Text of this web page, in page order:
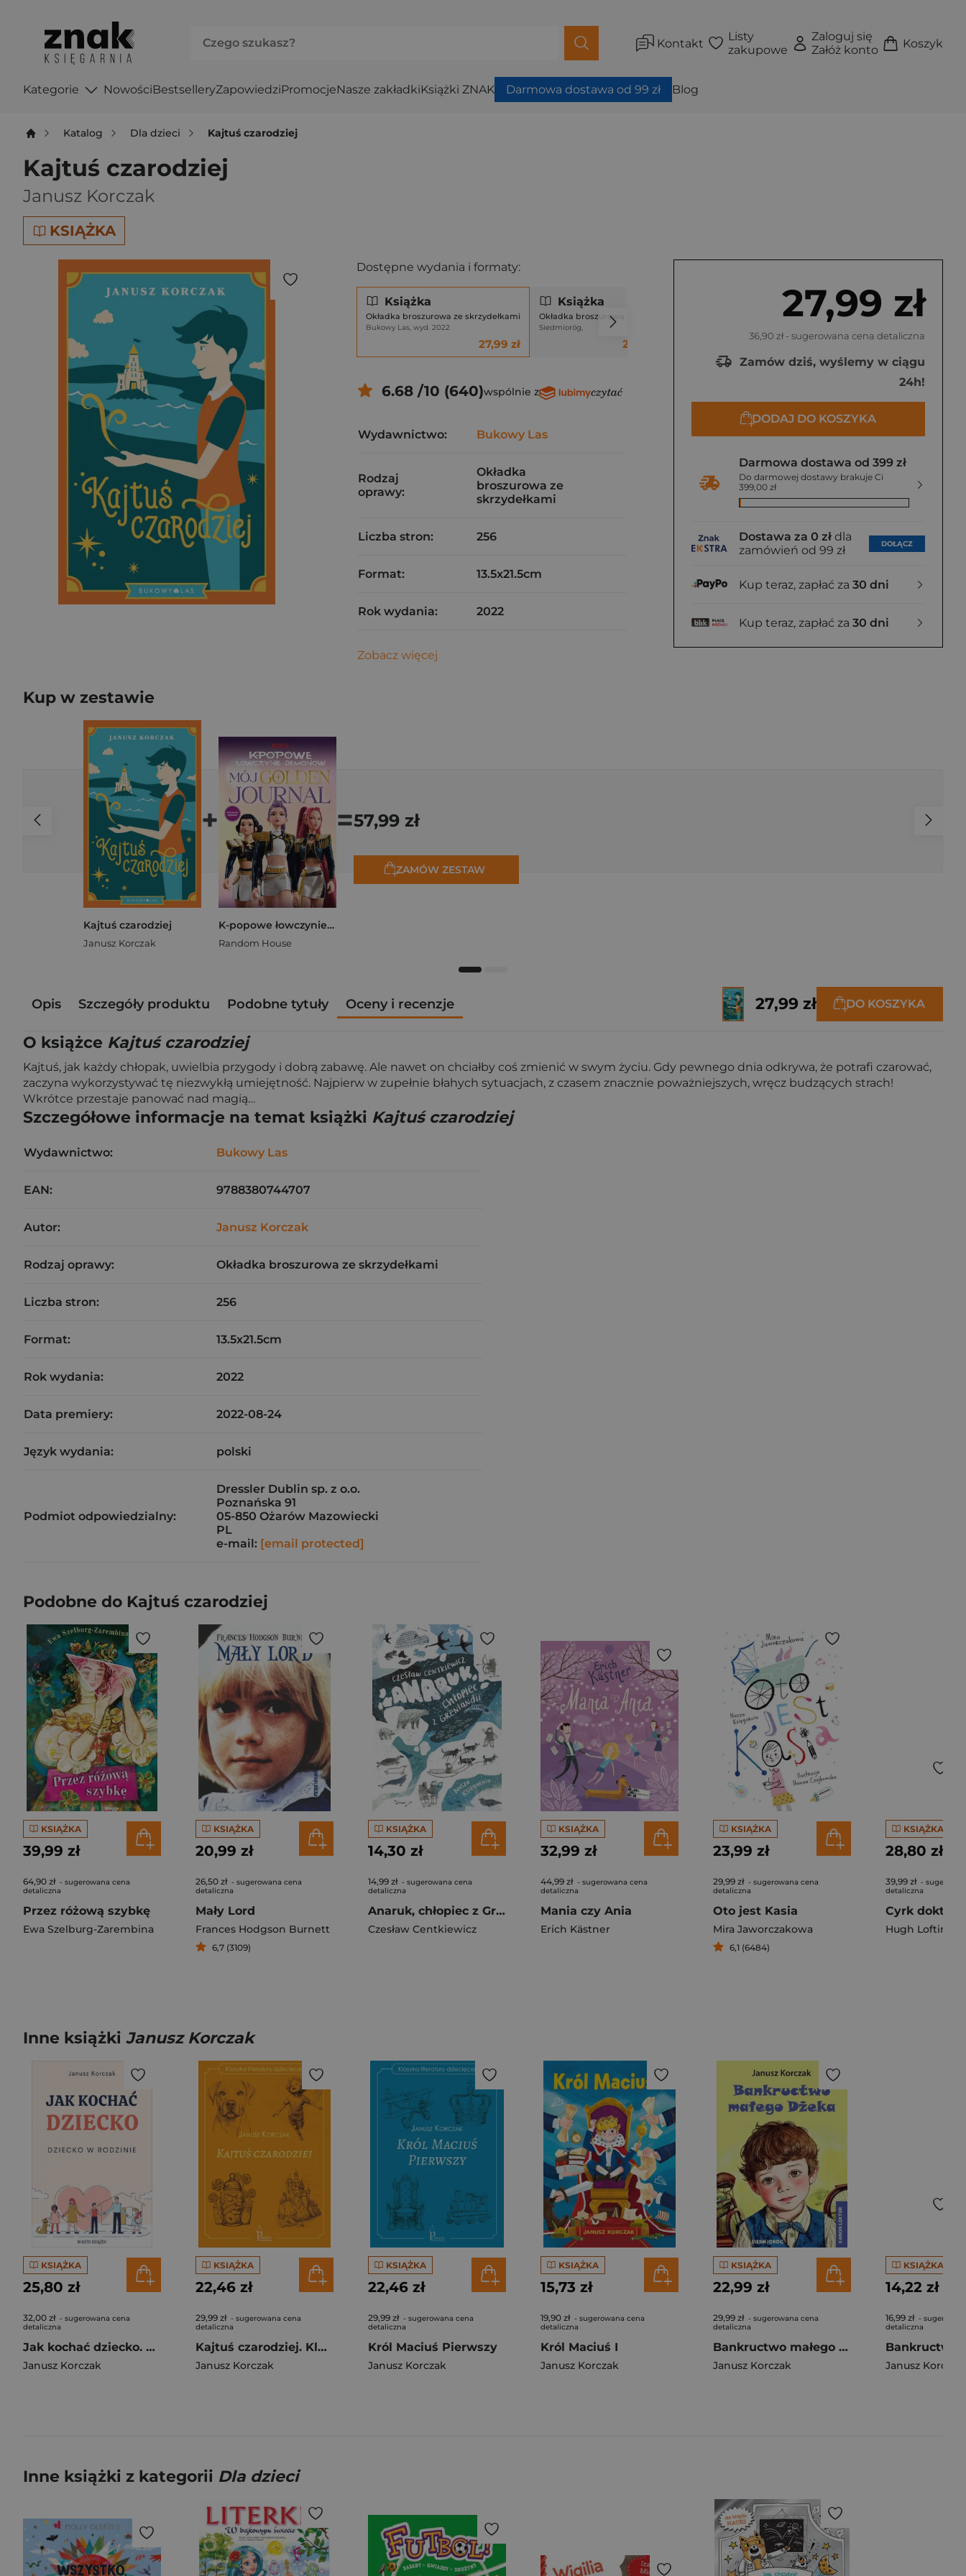
Kontakt
Listy
zakupowe
Zaloguj się
Załóż konto
Koszyk
Kategorie NowościBestselleryZapowiedziPromocjeNasze zakładkiKsiążki ZNAK Darmowa dostawa od 99 zł Blog
Katalog Dla dzieci Kajtuś czarodziej
Kajtuś czarodziej
Janusz Korczak
KSIĄŻKA
27,99 zł
36,90 zł - sugerowana cena detaliczna
Zamów dziś, wyślemy w ciągu
24h!
DODAJ DO KOSZYKA
Darmowa dostawa od 399 zł
Do darmowej dostawy brakuje Ci
399,00 zł
Dostawa za 0 zł dla
zamówień od 99 zł
DOŁĄCZ
Kup teraz, zapłać za 30 dni
Kup teraz, zapłać za 30 dni
Dostępne wydania i formaty:
Książka
Okładka broszurowa ze skrzydełkami
Bukowy Las, wyd. 2022
27,99 zł
Książka
Okładka broszurowa (miękka)
Siedmioróg,
22,53 zł
6.68 /10 (640)wspólnie z
Wydawnictwo: Bukowy Las
Rodzaj
oprawy:
Okładka
broszurowa ze
skrzydełkami
Liczba stron: 256
Format: 13.5x21.5cm
Rok wydania: 2022
Zobacz więcej
Kup w zestawie
Kajtuś czarodziej
Janusz Korczak
+
K-popowe łowczynie demonów. Mój golden journal. Oficjalny dziennik
Random House
=57,99 zł
ZAMÓW ZESTAW
Opis Szczegóły produktu Podobne tytuły Oceny i recenzje 27,99 zł DO KOSZYKA
O książce Kajtuś czarodziej
Kajtuś, jak każdy chłopak, uwielbia przygody i dobrą zabawę. Ale nawet on chciałby coś zmienić w swym życiu. Gdy pewnego dnia odkrywa, że potrafi czarować,
zaczyna wykorzystywać tę niezwykłą umiejętność. Najpierw w zupełnie błahych sytuacjach, z czasem znacznie poważniejszych, wręcz budzących strach!
Wkrótce przestaje panować nad magią…
Szczegółowe informacje na temat książki Kajtuś czarodziej
Wydawnictwo: Bukowy Las
EAN: 9788380744707
Autor: Janusz Korczak
Rodzaj oprawy: Okładka broszurowa ze skrzydełkami
Liczba stron: 256
Format: 13.5x21.5cm
Rok wydania: 2022
Data premiery: 2022-08-24
Język wydania: polski
Podmiot odpowiedzialny:
Dressler Dublin sp. z o.o.
Poznańska 91
05-850 Ożarów Mazowiecki
PL
e-mail: [email protected]
Podobne do Kajtuś czarodziej
KSIĄŻKA
39,99 zł
64,90 zł - sugerowana cena
detaliczna
Przez różową szybkę
Ewa Szelburg-Zarembina
KSIĄŻKA
20,99 zł
26,50 zł - sugerowana cena
detaliczna
Mały Lord
Frances Hodgson Burnett
6,7 (3109)
KSIĄŻKA
14,30 zł
14,99 zł - sugerowana cena
detaliczna
Anaruk, chłopiec z Grenlandii
Czesław Centkiewicz
KSIĄŻKA
32,99 zł
44,99 zł - sugerowana cena
detaliczna
Mania czy Ania
Erich Kästner
KSIĄŻKA
23,99 zł
29,99 zł - sugerowana cena
detaliczna
Oto jest Kasia
Mira Jaworczakowa
6,1 (6484)
KSIĄŻKA
28,80 zł
39,99 zł -
detaliczna
Cyrk
Hugh Lofting
Inne książki Janusz Korczak
KSIĄŻKA
25,80 zł
32,00 zł - sugerowana cena
detaliczna
Jak kochać dziecko. Dziecko w rodzinie
Janusz Korczak
KSIĄŻKA
22,46 zł
29,99 zł - sugerowana cena
detaliczna
Kajtuś czarodziej. Klasyka literatury dziecięcej
Janusz Korczak
KSIĄŻKA
22,46 zł
29,99 zł - sugerowana cena
detaliczna
Król Maciuś Pierwszy
Janusz Korczak
KSIĄŻKA
15,73 zł
19,90 zł - sugerowana cena
detaliczna
Król Maciuś I
Janusz Korczak
KSIĄŻKA
22,99 zł
29,99 zł - sugerowana cena
detaliczna
Bankructwo małego Dżeka
Janusz Korczak
KSIĄŻKA
14,22 zł
16,99 zł -
detaliczna
Janusz Korczak
Inne książki z kategorii Dla dzieci